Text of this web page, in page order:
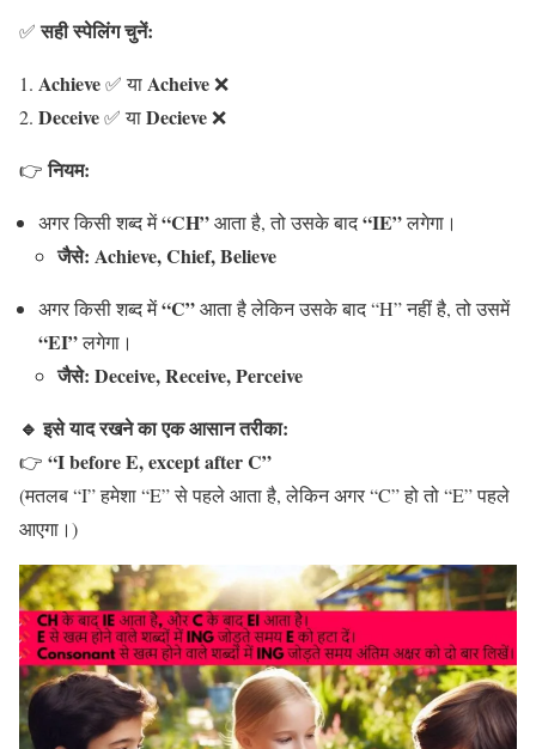
✅सही स्पेलिंग चुनें:
Achieve✅ याAcheive❌
Deceive✅ याDecieve❌
👉नियम:
अगर किसी शब्द में“CH”आता है, तो उसके बाद“IE”लगेगा।
जैसे: Achieve, Chief, Believe
अगर किसी शब्द में“C”आता है लेकिन उसके बाद “H” नहीं है, तो उसमें
“EI”लगेगा।
जैसे: Deceive, Receive, Perceive
🔹 इसे याद रखने का एक आसान तरीका:
👉 “I before E, except after C”
(मतलब “I” हमेशा “E” से पहले आता है, लेकिन अगर “C” हो तो “E” पहले
आएगा।)